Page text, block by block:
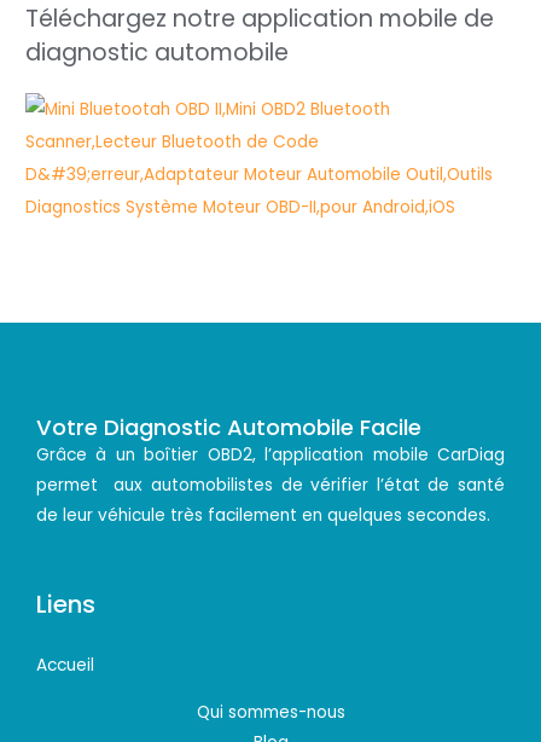
Téléchargez notre application mobile de
diagnostic automobile
Votre Diagnostic Automobile Facile
Grâce à un boîtier OBD2, l’application mobile CarDiag
permet aux automobilistes de vérifier l’état de santé
de leur véhicule très facilement en quelques secondes.
Liens
Accueil
Qui sommes-nous